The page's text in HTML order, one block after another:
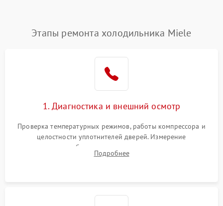
Поломка системы No Frost 2600 ₽ Подробнее →
работе
2000 ₽ Подробнее →
1000 ₽
1800 ₽
Этапы ремонта холодильника Miele
1. Диагностика и внешний осмотр
Проверка температурных режимов, работы компрессора и
целостности уплотнителей дверей. Измерение
сопротивления обмоток мотора, проверка термостата и
считывание кодов ошибок с электронного дисплея.
Подробнее